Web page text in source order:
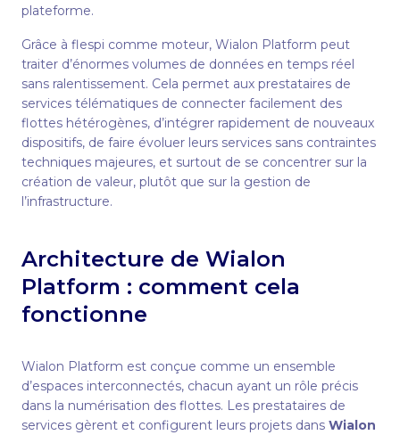
plateforme.
Grâce à flespi comme moteur, Wialon Platform peut
traiter d’énormes volumes de données en temps réel
sans ralentissement. Cela permet aux prestataires de
services télématiques de connecter facilement des
flottes hétérogènes, d’intégrer rapidement de nouveaux
dispositifs, de faire évoluer leurs services sans contraintes
techniques majeures, et surtout de se concentrer sur la
création de valeur, plutôt que sur la gestion de
l’infrastructure.
Architecture de Wialon
Platform : comment cela
fonctionne
Wialon Platform est conçue comme un ensemble
d’espaces interconnectés, chacun ayant un rôle précis
dans la numérisation des flottes. Les prestataires de
services gèrent et configurent leurs projets dans Wialon